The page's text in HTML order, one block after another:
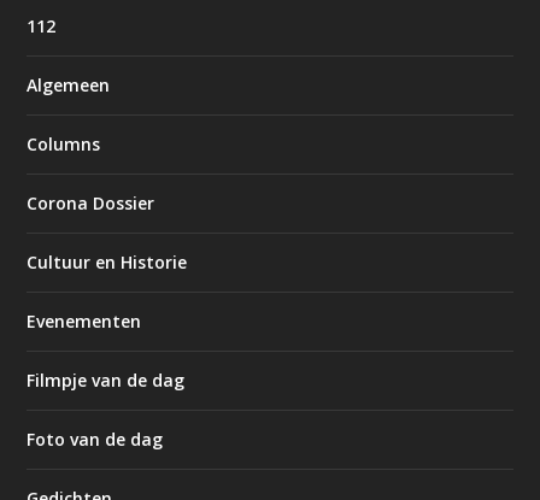
112
Algemeen
Columns
Corona Dossier
Cultuur en Historie
Evenementen
Filmpje van de dag
Foto van de dag